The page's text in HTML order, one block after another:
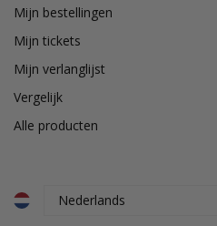
Mijn bestellingen
Mijn tickets
Mijn verlanglijst
Vergelijk
Alle producten